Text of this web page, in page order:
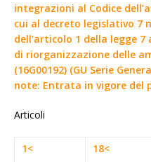
integrazioni al Codice
cui al decreto legislativo 7
dell’articolo 1 della legge
di riorganizzazione delle
(16G00192) (GU Serie
note: Entrata in vigore del
Articoli
1< 18<